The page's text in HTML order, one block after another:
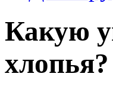
Какую
хлопья?